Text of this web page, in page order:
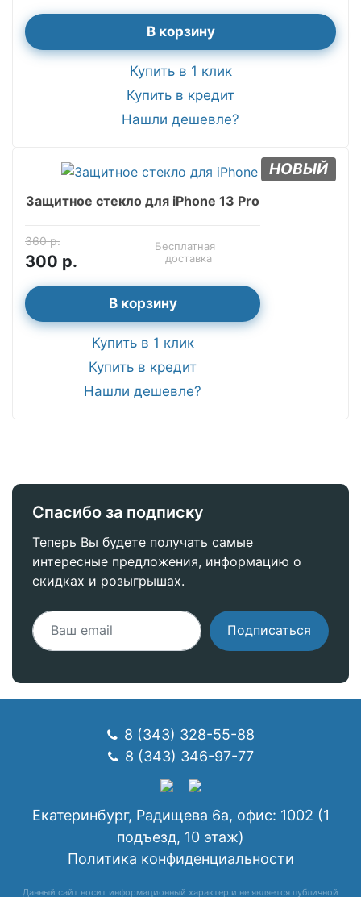
В корзину
Купить в 1 клик
Купить в кредит
Нашли дешевле?
НОВЫЙ
Защитное стекло для iPhone 13 Pro
360 р.
300 р.
Бесплатная
доставка
В корзину
Купить в 1 клик
Купить в кредит
Нашли дешевле?
Спасибо за подписку
Теперь Вы будете получать самые
интересные предложения, информацию о
скидках и розыгрышах.
Подписаться
8 (343) 328-55-88
8 (343) 346-97-77
Екатеринбург, Радищева 6а, офис: 1002 (1
подъезд, 10 этаж)
Политика конфиденциальности
Данный сайт носит информационный характер и не является публичной